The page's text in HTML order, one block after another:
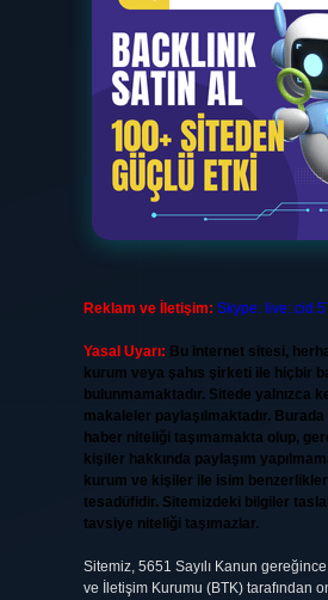
Reklam ve İletişim: Skype:
Yasal Uyarı: Bu internet sitesi,
kurum veya şahıs şirketi ile hiçbir
bulunmamaktadır. Sitede yalnızca
makaleler paylaşılmaktadır.
haber niteliği taşımamakta olup,
kişiler hakkında paylaşım
kurum ve kişiler ile isim
tesadüfidir. Sitemizdeki bilgiler
tavsiye niteliği taşımazlar.
Sitemiz, 5651 Sayılı Kanun
ve İletişim Kurumu (BTK) tarafından